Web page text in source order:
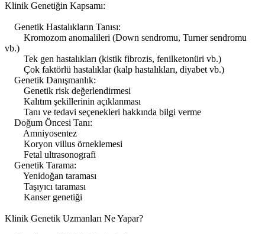
Klinik Genetiğin Kapsamı:
Genetik Hastalıkların Tanısı:
Kromozom anomalileri (Down sendromu, Turner sendromu
vb.)
Tek gen hastalıkları (kistik fibrozis, fenilketonüri vb.)
Çok faktörlü hastalıklar (kalp hastalıkları, diyabet vb.)
Genetik Danışmanlık:
Genetik risk değerlendirmesi
Kalıtım şekillerinin açıklanması
Tanı ve tedavi seçenekleri hakkında bilgi verme
Doğum Öncesi Tanı:
Amniyosentez
Koryon villus örneklemesi
Fetal ultrasonografi
Genetik Tarama:
Yenidoğan taraması
Taşıyıcı taraması
Kanser genetiği
Klinik Genetik Uzmanları Ne Yapar?